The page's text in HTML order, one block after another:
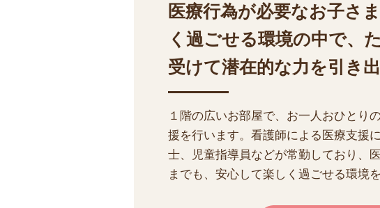
医療行為が必要なお子さ
く過ごせる環境の中で、
受けて潜在的な力を引き
１階の広いお部屋で、お一人おひとり
援を行います。看護師による医療支援
士、児童指導員などが常勤しており、
までも、安心して楽しく過ごせる環境